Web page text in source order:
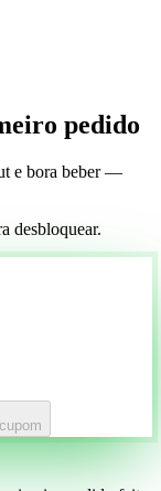
pedido
e bora beber —
desbloquear.